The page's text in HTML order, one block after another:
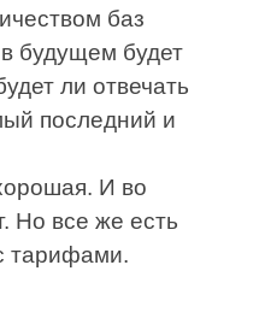
баз
будущем будет
ли отвечать
последний и
И во
Но все же есть
тарифами.